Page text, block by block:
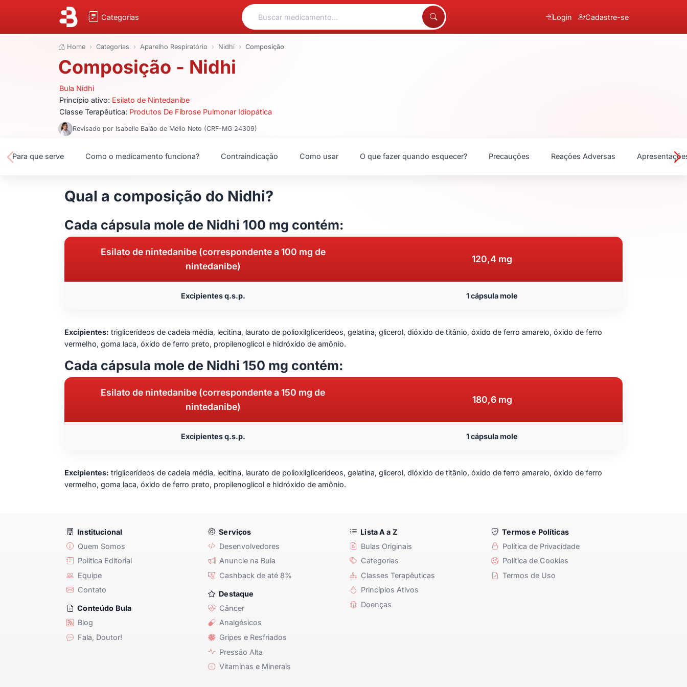
Categorias Login Cadastre-se
Home Categorias Aparelho Respiratório Nidhi Composição
Composição - Nidhi
Bula Nidhi
Princípio ativo: Esilato de Nintedanibe
Classe Terapêutica: Produtos De Fibrose Pulmonar Idiopática
Revisado por Isabelle Baião de Mello Neto (CRF-MG 24309)
Para que serve Como o medicamento funciona? Contraindicação Como usar O que fazer quando esquecer? Precauções Reações Adversas
Qual a composição do Nidhi?
Cada cápsula mole de Nidhi 100 mg contém:
Esilato de nintedanibe (correspondente a 100 mg de
nintedanibe)
120,4 mg
Excipientes q.s.p. 1 cápsula mole
Excipientes: triglicerídeos de cadeia média, lecitina, laurato de polioxilglicerídeos, gelatina, glicerol, dióxido de titânio, óxido de ferro amarelo, óxido de ferro
vermelho, goma laca, óxido de ferro preto, propilenoglicol e hidróxido de amônio.
Cada cápsula mole de Nidhi 150 mg contém:
Esilato de nintedanibe (correspondente a 150 mg de
nintedanibe)
180,6 mg
Excipientes q.s.p. 1 cápsula mole
Excipientes: triglicerídeos de cadeia média, lecitina, laurato de polioxilglicerídeos, gelatina, glicerol, dióxido de titânio, óxido de ferro amarelo, óxido de ferro
vermelho, goma laca, óxido de ferro preto, propilenoglicol e hidróxido de amônio.
Institucional
Quem Somos
Política Editorial
Equipe
Contato
Conteúdo Bula
Blog
Fala, Doutor!
Serviços
Desenvolvedores
Anuncie na Bula
Cashback de até 8%
Destaque
Câncer
Analgésicos
Gripes e Resfriados
Pressão Alta
Vitaminas e Minerais
Lista A a Z
Bulas Originais
Categorias
Classes Terapêuticas
Princípios Ativos
Doenças
Termos e Políticas
Política de Privacidade
Política de Cookies
Termos de Uso